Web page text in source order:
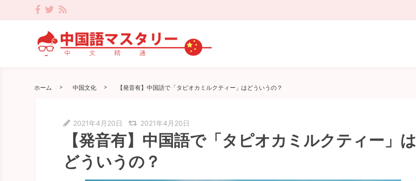
ホーム 中国文化 【発音有】中国語で「タピオカミルクティー」はどういうの？
2021年4月20日 2021年4月20日
【発音有】中国語で「タピオカミルクティー」は
どういうの？